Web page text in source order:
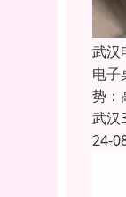
武汉
电子
势：
武汉
24-